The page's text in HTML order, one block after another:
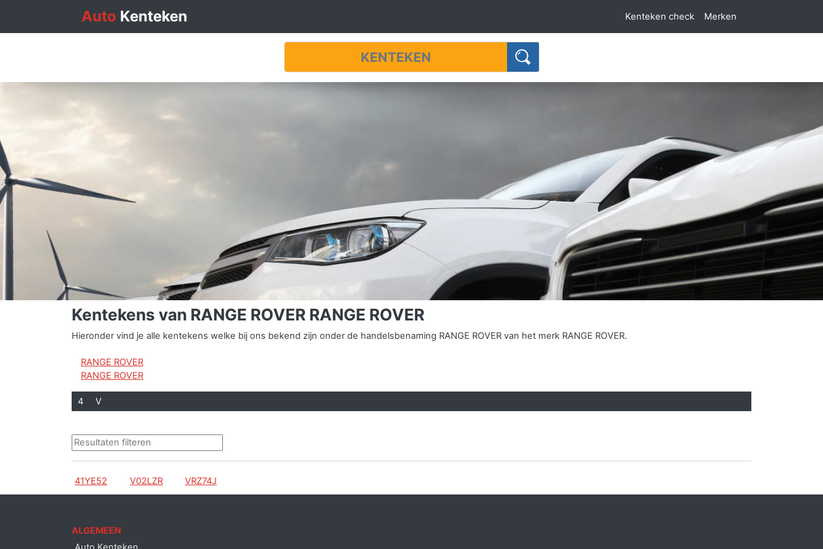
Auto Kenteken Kenteken check Merken
Kentekens van RANGE ROVER RANGE ROVER
Hieronder vind je alle kentekens welke bij ons bekend zijn onder de handelsbenaming RANGE ROVER van het merk RANGE ROVER.
RANGE ROVER
RANGE ROVER
4 V
41YE52 V02LZR VRZ74J
ALGEMEEN